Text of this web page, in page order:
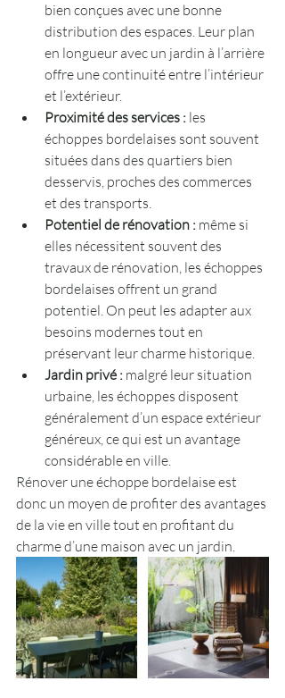
bien conçues avec une bonne
distribution des espaces. Leur plan
en longueur avec un jardin à l’arrière
offre une continuité entre l’intérieur
et l’extérieur.
Proximité des services : les
échoppes bordelaises sont souvent
situées dans des quartiers bien
desservis, proches des commerces
et des transports.
Potentiel de rénovation : même si
elles nécessitent souvent des
travaux de rénovation, les échoppes
bordelaises offrent un grand
potentiel. On peut les adapter aux
besoins modernes tout en
préservant leur charme historique.
Jardin privé : malgré leur situation
urbaine, les échoppes disposent
généralement d’un espace extérieur
généreux, ce qui est un avantage
considérable en ville.
Rénover une échoppe bordelaise est
donc un moyen de profiter des avantages
de la vie en ville tout en profitant du
charme d’une maison avec un jardin.